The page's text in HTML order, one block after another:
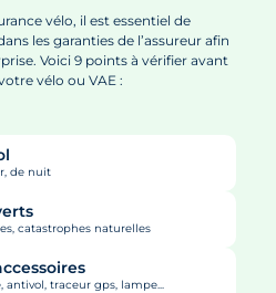
vélo, il est essentiel de
les garanties de l’assureur afin
Voici 9 points à vérifier avant
vélo ou VAE :
de nuit
catastrophes naturelles
traceur gps, lampe...